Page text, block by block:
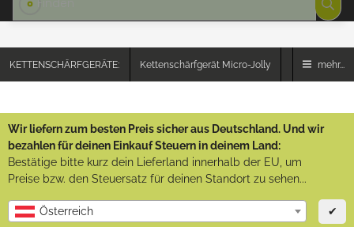
KETTENSCHÄRFGERÄTE: Kettenschärfgerät Micro-Jolly mehr...
Wir liefern zum besten Preis sicher aus Deutschland. Und wir
bezahlen für deinen Einkauf Steuern in deinem Land:
Bestätige bitte kurz dein Lieferland innerhalb der EU, um
Preise bzw. den Steuersatz für deinen Standort zu sehen...
Österreich ✔